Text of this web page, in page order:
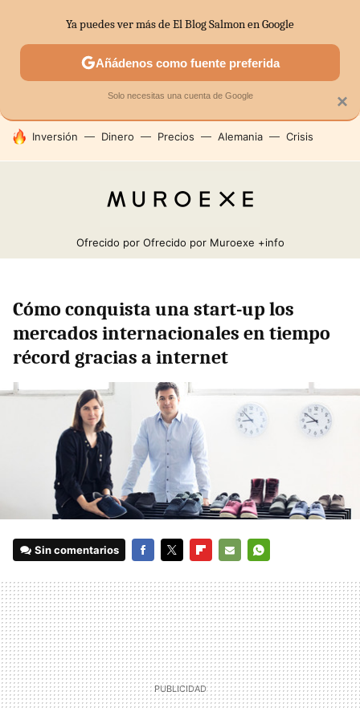
SECTORES ECONOMÍA DOMÉSTICA MERCADOS
HOY SE HABLA DE
Inversión Dinero Precios Alemania Crisis
Ofrecido por Ofrecido por Muroexe +info
Cómo conquista una start-up los
mercados internacionales en tiempo
récord gracias a internet
Sin comentarios
MAIL
×
Ya puedes ver más de El Blog Salmon en Google
Añádenos como fuente preferida
Solo necesitas una cuenta de Google